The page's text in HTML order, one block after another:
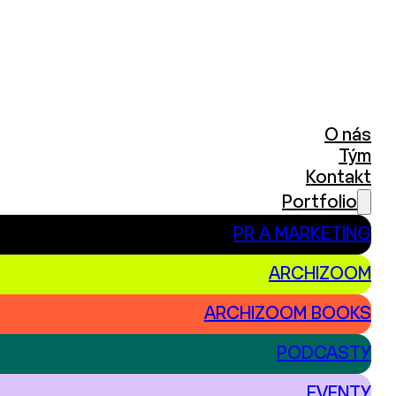
O nás
Tým
Kontakt
Portfolio
PR A MARKETING
ARCHIZOOM
ARCHIZOOM BOOKS
PODCASTY